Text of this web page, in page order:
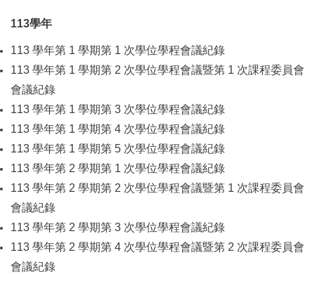
113學年
113 學年第 1 學期第 1 次學位學程會議紀錄
113 學年第 1 學期第 2 次學位學程會議暨第 1 次課程委員會
會議紀錄
113 學年第 1 學期第 3 次學位學程會議紀錄
113 學年第 1 學期第 4 次學位學程會議紀錄
113 學年第 1 學期第 5 次學位學程會議紀錄
113 學年第 2 學期第 1 次學位學程會議紀錄
113 學年第 2 學期第 2 次學位學程會議暨第 1 次課程委員會
會議紀錄
113 學年第 2 學期第 3 次學位學程會議紀錄
113 學年第 2 學期第 4 次學位學程會議暨第 2 次課程委員會
會議紀錄